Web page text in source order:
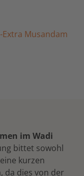
Musandam
im Wadi
bittet sowohl
kurzen
da dies von der